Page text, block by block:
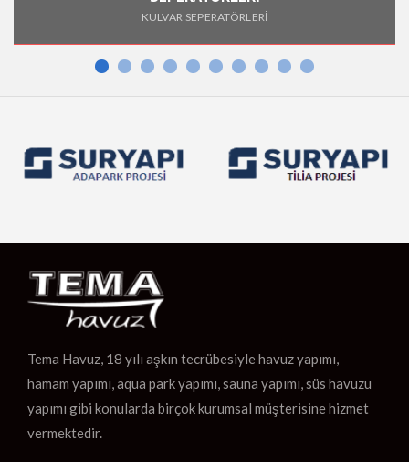
KULVAR SEPERATÖRLERİ
Tema Havuz, 18 yılı aşkın tecrübesiyle havuz yapımı,
hamam yapımı, aqua park yapımı, sauna yapımı, süs havuzu
yapımı gibi konularda birçok kurumsal müşterisine hizmet
vermektedir.